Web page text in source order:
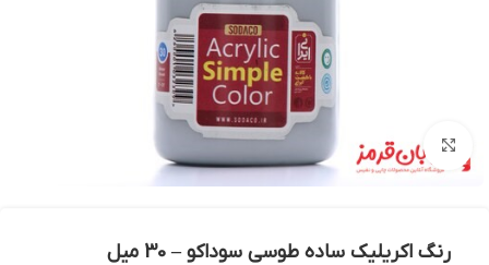
بزرگنمایی تصویر
رنگ اکریلیک ساده طوسی سوداکو – 30 میل